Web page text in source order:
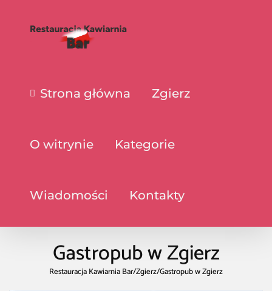
Strona główna Zgierz
O witrynie Kategorie
Wiadomości Kontakty
Gastropub w Zgierz
Restauracja Kawiarnia Bar/Zgierz/Gastropub w Zgierz